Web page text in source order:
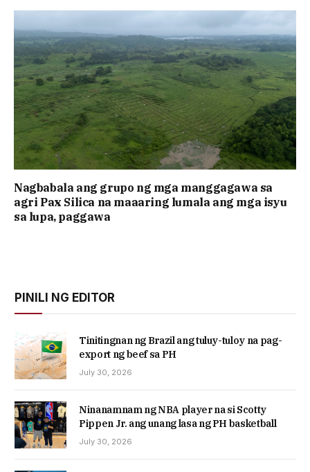
Nagbabala ang grupo ng mga manggagawa sa
agri Pax Silica na maaaring lumala ang mga isyu
sa lupa, paggawa
PINILI NG EDITOR
Tinitingnan ng Brazil ang tuluy-tuloy na pag-
export ng beef sa PH
July 30, 2026
Ninanamnam ng NBA player na si Scotty
Pippen Jr. ang unang lasa ng PH basketball
July 30, 2026